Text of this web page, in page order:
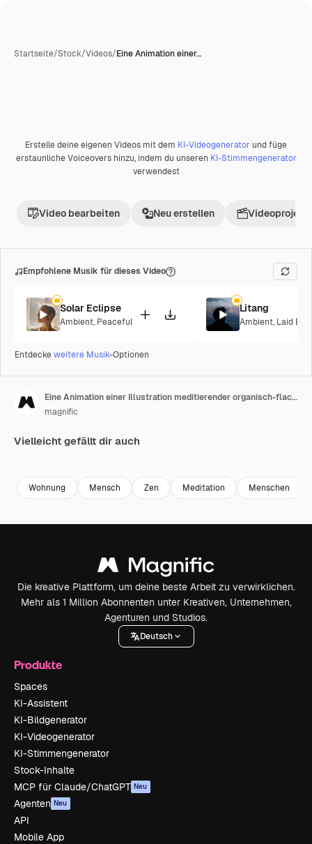
Startseite/Stock/Videos/Eine Animation einer…
Erstelle deine eigenen Videos mit dem KI-Videogenerator und füge
erstaunliche Voiceovers hinzu, indem du unseren KI-Stimmengenerator
verwendest
Video bearbeiten Neu erstellen Videoprojekt
Empfohlene Musik für dieses Video
Solar Eclipse
Ambient, Peaceful
Litang
Ambient, Laid
Entdeckeweitere Musik-Optionen
Eine Animation einer Illustration meditierender organisch-flacher Menschen
magnific
Vielleicht gefällt dir auch
Wohnung Mensch Zen Meditation Menschen
Die kreative Plattform, um deine beste Arbeit zu verwirklichen.
Mehr als 1 Million Abonnenten unter Kreativen, Unternehmen,
Agenturen und Studios.
Deutsch
Produkte
Spaces
KI-Assistent
KI-Bildgenerator
KI-Videogenerator
KI-Stimmengenerator
Stock-Inhalte
MCP für Claude/ChatGPT Neu
Agenten Neu
API
Mobile App